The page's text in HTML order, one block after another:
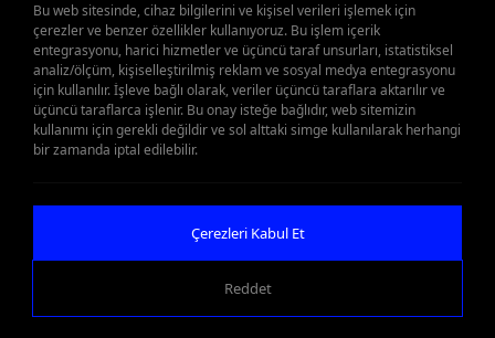
Yedek Parçalar Önemli
Olduğunda
WEB
Bu web sitesinde, cihaz bilgilerini ve kişisel verileri işlemek için
çerezler ve benzer özellikler kullanıyoruz. Bu işlem içerik
entegrasyonu, harici hizmetler ve üçüncü taraf unsurları, istatistiksel
analiz/ölçüm, kişiselleştirilmiş reklam ve sosyal medya entegrasyonu
için kullanılır. İşleve bağlı olarak, veriler üçüncü taraflara aktarılır ve
üçüncü taraflarca işlenir. Bu onay isteğe bağlıdır, web sitemizin
kullanımı için gerekli değildir ve sol alttaki simge kullanılarak herhangi
bir zamanda iptal edilebilir.
Çerezleri Kabul Et
Reddet